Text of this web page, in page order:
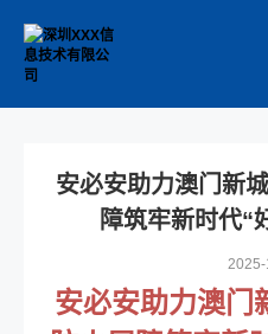
安必安助力澳门新
障筑牢新时代“
安必安助力澳门